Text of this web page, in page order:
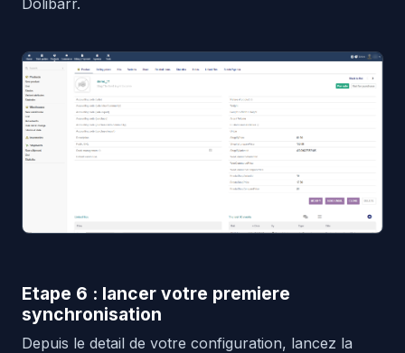
Dolibarr.
Etape 6 : lancer votre premiere
synchronisation
Depuis le detail de votre configuration, lancez la